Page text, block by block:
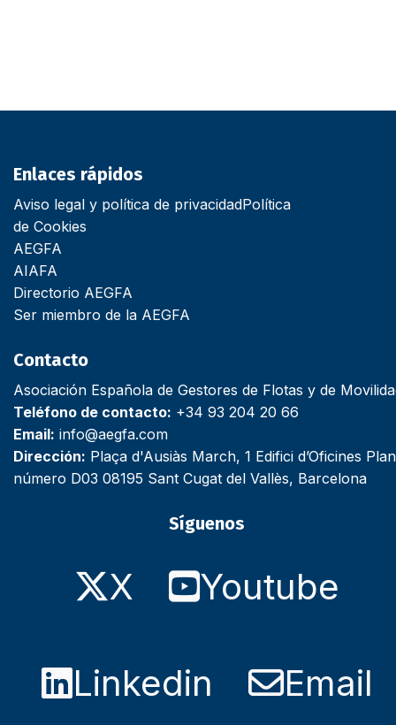
Enlaces rápidos
Aviso legal y política de privacidadPolítica
de Cookies
AEGFA
AIAFA
Directorio AEGFA
Ser miembro de la AEGFA
Contacto
Asociación Española de Gestores de Flotas y de
Teléfono de contacto: +34 93 204 20 66
Email: info@aegfa.com
Dirección: Plaça d'Ausiàs March, 1 Edifici d’Oficines
número D03 08195 Sant Cugat del Vallès, Barcelona
Síguenos
X Youtube
Linkedin Email